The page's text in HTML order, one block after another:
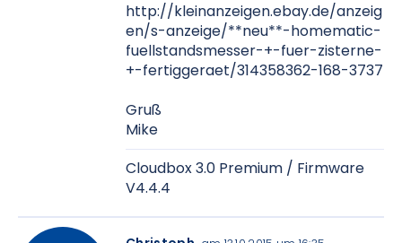
http://kleinanzeigen.ebay.de/anzeig
en/s-anzeige/**neu**-homematic-
fuellstandsmesser-+-fuer-zisterne-
+-fertiggeraet/314358362-168-3737
Gruß
Mike
Cloudbox 3.0 Premium / Firmware
V4.4.4